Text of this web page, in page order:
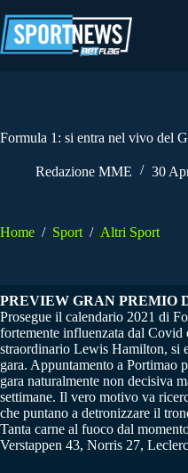
al
contenuto
Formula 1: si entra nel vivo del
Redazione MME 30
Home / Sport / Altri Sport
PREVIEW GRAN PREMIO
Prosegue il calendario 2021 di
fortemente influenzata dal
straordinario Lewis Hamilton, si
gara. Appuntamento a Portimao
gara naturalmente non decisiva
settimane. Il vero motivo va
che puntano a detronizzare il
Tanta carne al fuoco dal
Verstappen 43, Norris 27,